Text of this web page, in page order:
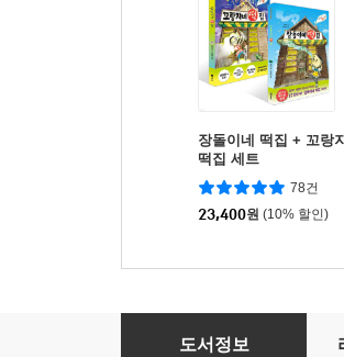
장돌이네 떡집 + 꼬랑
떡집 세트
78건
23,400원 (10% 할인)
아이스크림 탐정
도서정보